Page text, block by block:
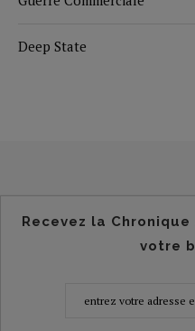
Deep State
Recevez la
votre